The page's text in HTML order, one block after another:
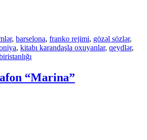
, barselona, franko rejimi, gözəl sözlər,
, kitabı karandaşla oxuyanlar, qeydlər,
“Marina”